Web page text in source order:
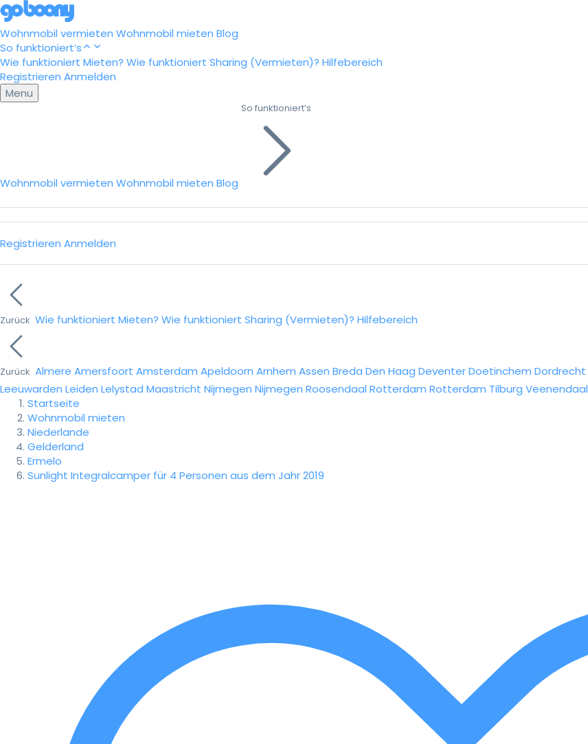
Wohnmobil vermieten Wohnmobil mieten Blog
So funktioniert’s
Wie funktioniert Mieten? Wie funktioniert Sharing (Vermieten)? Hilfebereich
Registrieren Anmelden
Menu
Wohnmobil vermieten Wohnmobil mieten Blog
So funktioniert’s
Registrieren Anmelden
Zurück Wie funktioniert Mieten? Wie funktioniert Sharing (Vermieten)? Hilfebereich
Zurück Almere Amersfoort Amsterdam Apeldoorn Arnhem Assen Breda Den Haag DeventerDoetinchem Dordrecht
Leeuwarden Leiden Lelystad Maastricht Nijmegen Nijmegen Roosendaal Rotterdam Rotterdam Tilburg Veenendaal
Startseite
Wohnmobil mieten
Niederlande
Gelderland
Ermelo
Sunlight Integralcamper für 4 Personen aus dem Jahr 2019